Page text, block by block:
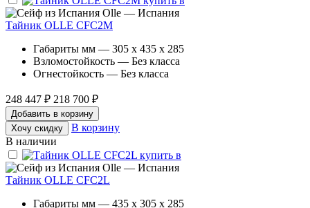
Olle — Испания
Тайник OLLE CFC2M
Габариты мм — 305 x 435 x 285
Взломостойкость — Без класса
Огнестойкость — Без класса
248 447 ₽ 218 700 ₽
Добавить в корзину
Хочу скидку
В корзину
В наличии
Olle — Испания
Тайник OLLE CFC2L
Габариты мм — 435 x 305 x 285